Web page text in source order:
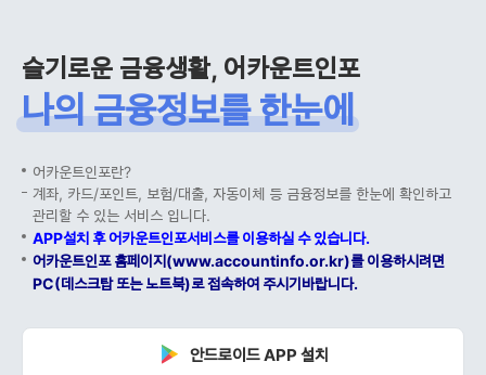
슬기로운 금융생활, 어카운트인포
나의 금융정보를 한눈에
어카운트인포란?
계좌, 카드/포인트, 보험/대출, 자동이체 등 금융정보를 한눈에 확인하고
관리할 수 있는 서비스 입니다.
APP설치 후 어카운트인포서비스를 이용하실 수 있습니다.
어카운트인포 홈페이지(www.accountinfo.or.kr)를 이용하시려면
PC(데스크탑 또는 노트북)로 접속하여 주시기바랍니다.
안드로이드 APP 설치